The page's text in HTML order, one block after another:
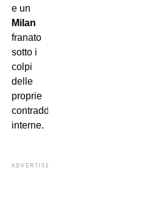
e un
Milan
franato
sotto i
colpi
delle
proprie
contraddizioni
interne.
ADVERTISEMENT